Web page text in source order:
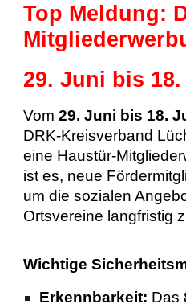
Top Meldung:
29. Juni bis
Vom29. Juni bis 18.
DRK-Kreisverband
eine Haustür-
ist es, neue
um die sozialen
Ortsvereine langfristig
Wichtige
Erkennbarkeit: Das